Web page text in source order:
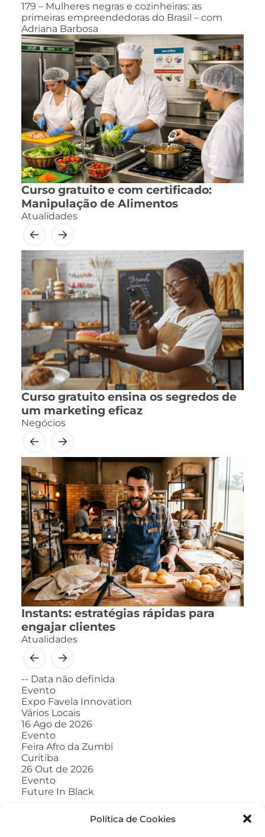
Política de Cookies
179 – Mulheres negras e cozinheiras: as
primeiras empreendedoras do Brasil – com
Adriana Barbosa
Curso gratuito e com certificado:
Manipulação de Alimentos
Atualidades
Curso gratuito ensina os segredos de
um marketing eficaz
Negócios
Instants: estratégias rápidas para
engajar clientes
Atualidades
-- Data não definida
Evento
Expo Favela Innovation
Vários Locais
16 Ago de 2026
Evento
Feira Afro da Zumbi
Curitiba
26 Out de 2026
Evento
Future In Black